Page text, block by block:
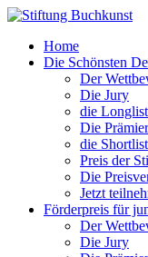
Home
Die Schönsten
Der
Die Jury
die Longlist
Die
die Shortlist
Preis der
Die
Jetzt
Förderpreis für
Der
Die Jury